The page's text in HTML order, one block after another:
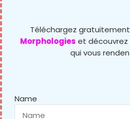
Téléchargez
Morphologies et
qui vous
Name